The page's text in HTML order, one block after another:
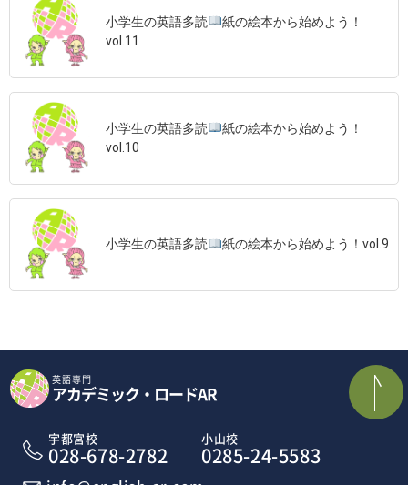
小学生の英語多読
紙の絵本から始めよう！
vol.11
小学生の英語多読
紙の絵本から始めよう！
vol.10
小学生の英語多読 紙の絵本から始めよう！vol.9
英語専門
アカデミック・ロードAR
宇都宮校
028-678-2782
小山校
0285-24-5583